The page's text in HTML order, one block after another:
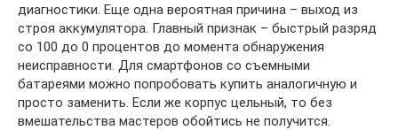
диагностики. Еще одна вероятная причина – выход из
строя аккумулятора. Главный признак – быстрый разряд
со 100 до 0 процентов до момента обнаружения
неисправности. Для смартфонов со съемными
батареями можно попробовать купить аналогичную и
просто заменить. Если же корпус цельный, то без
вмешательства мастеров обойтись не получится.